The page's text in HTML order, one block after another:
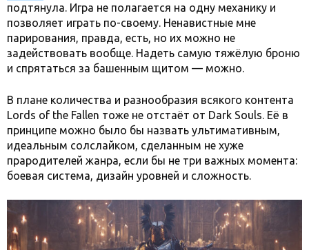
подтянула. Игра не полагается на одну механику и
позволяет играть по-своему. Ненавистные мне
парирования, правда, есть, но их можно не
задействовать вообще. Надеть самую тяжёлую броню
и спрятаться за башенным щитом — можно.
В плане количества и разнообразия всякого контента
Lords of the Fallen тоже не отстаёт от Dark Souls. Её в
принципе можно было бы назвать ультимативным,
идеальным солслайком, сделанным не хуже
прародителей жанра, если бы не три важных момента:
боевая система, дизайн уровней и сложность.